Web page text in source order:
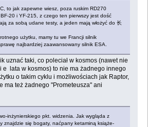
to jak zapewne wiesz, poza ruskim RD270
20 i YF-215, z czego ten pierwszy jest dość
za sobą udane testy, a jeden mają włożyć do 长
użytku, mamy tu we Francji silnik
najbardziej zaawansowany silnik ESA.
uznać taki, co poleciał w kosmos (nawet nie
e lata w kosmos) to nie ma żadnego innego
o takim cyklu i możliwościach jak Raptor,
ma też żadnego "Prometeusza" ani
inżynierskiego pkt. widzenia. Jak wygląda z
znajdzie się bogaty, naćpany ketaminą książe-